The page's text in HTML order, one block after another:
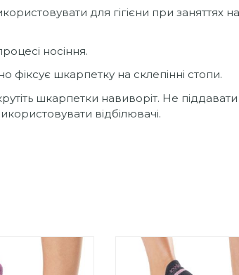
для гігієни при заняттях на
носіння.
фіксує шкарпетку на склепінні стопи.
шкарпетки навиворіт. Не піддавати
відбілювачі.